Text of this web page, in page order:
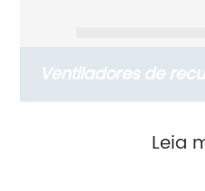
Ventiladores de
montados no teto
Leia